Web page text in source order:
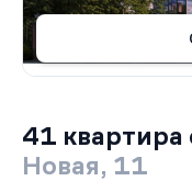
41 квартира
Новая, 11